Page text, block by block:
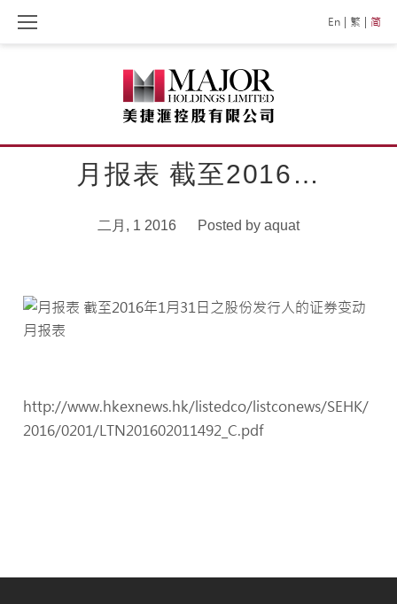
Skip
En 繁 简
月报表 截至2016…
二月, 1 2016 Posted by aquat
http://www.hkexnews.hk/listedco/listconews/SEHK/
2016/0201/LTN201602011492_C.pdf